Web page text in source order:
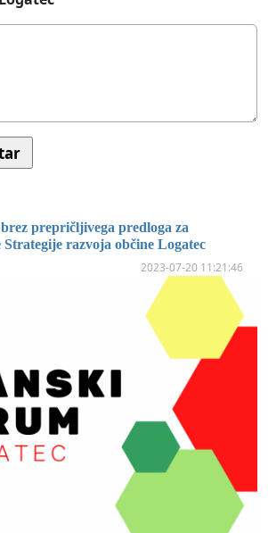
prepričljivega predloga za
razvoja občine Logatec
2023-07-20 11:21:46